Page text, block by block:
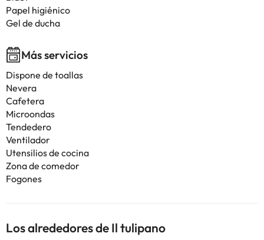
Papel higiénico
Gel de ducha
Más servicios
Dispone de toallas
Nevera
Cafetera
Microondas
Tendedero
Ventilador
Utensilios de cocina
Zona de comedor
Fogones
Los alrededores de Il tulipano